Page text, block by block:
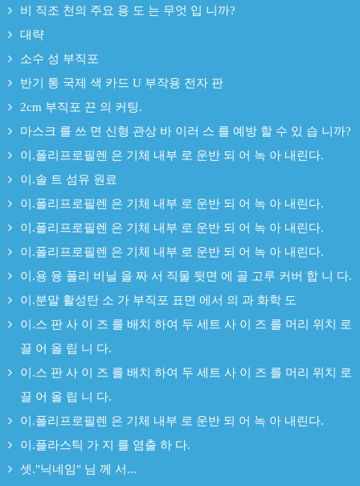
비 직조 천의 주요 용 도 는 무엇 입 니까?
대략
소수 성 부직포
반기 통 국제 색 카드 U 부작용 전자 판
2cm 부직포 끈 의 커팅.
마스크 를 쓰 면 신형 관상 바 이러 스 를 예방 할 수 있 습 니까?
이.폴리프로필렌 은 기체 내부 로 운반 되 어 녹 아 내린다.
이.솔 트 섬유 원료
이.폴리프로필렌 은 기체 내부 로 운반 되 어 녹 아 내린다.
이.폴리프로필렌 은 기체 내부 로 운반 되 어 녹 아 내린다.
이.폴리프로필렌 은 기체 내부 로 운반 되 어 녹 아 내린다.
이.용 융 폴리 비닐 을 짜 서 직물 뒷면 에 골 고루 커버 합 니 다.
이.분말 활성탄 소 가 부직포 표면 에서 의 과 화학 도
이.스 판 사 이 즈 를 배치 하여 두 세트 사 이 즈 를 머리 위치 로
끌 어 올 립 니 다.
이.스 판 사 이 즈 를 배치 하여 두 세트 사 이 즈 를 머리 위치 로
끌 어 올 립 니 다.
이.폴리프로필렌 은 기체 내부 로 운반 되 어 녹 아 내린다.
이.플라스틱 가 지 를 염출 하 다.
셋."닉네임" 님 께 서...